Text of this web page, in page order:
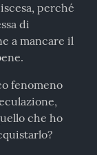
perché
di
a mancare il
fenomeno
che ho